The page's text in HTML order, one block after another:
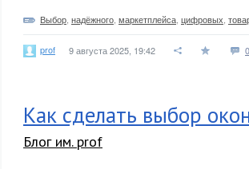
Выбор надёжного маркетплейса цифровых
prof 9 августа 2025, 19:42 0
Как сделать выбор
Блог им. prof